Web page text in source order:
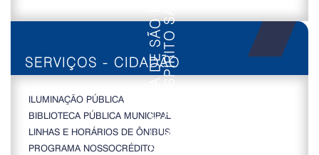
SERVIÇOS - CIDADÃO
ILUMINAÇÃO PÚBLICA
BIBLIOTECA PÚBLICA MUNICIPAL
LINHAS E HORÁRIOS DE ÔNIBUS
PROGRAMA NOSSOCRÉDITO